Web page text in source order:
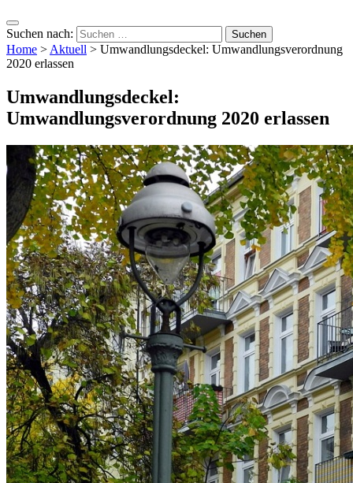
Suchen nach:
Home >Aktuell > Umwandlungsdeckel: Umwandlungsverordnung
2020 erlassen
Umwandlungsdeckel:
Umwandlungsverordnung 2020 erlassen